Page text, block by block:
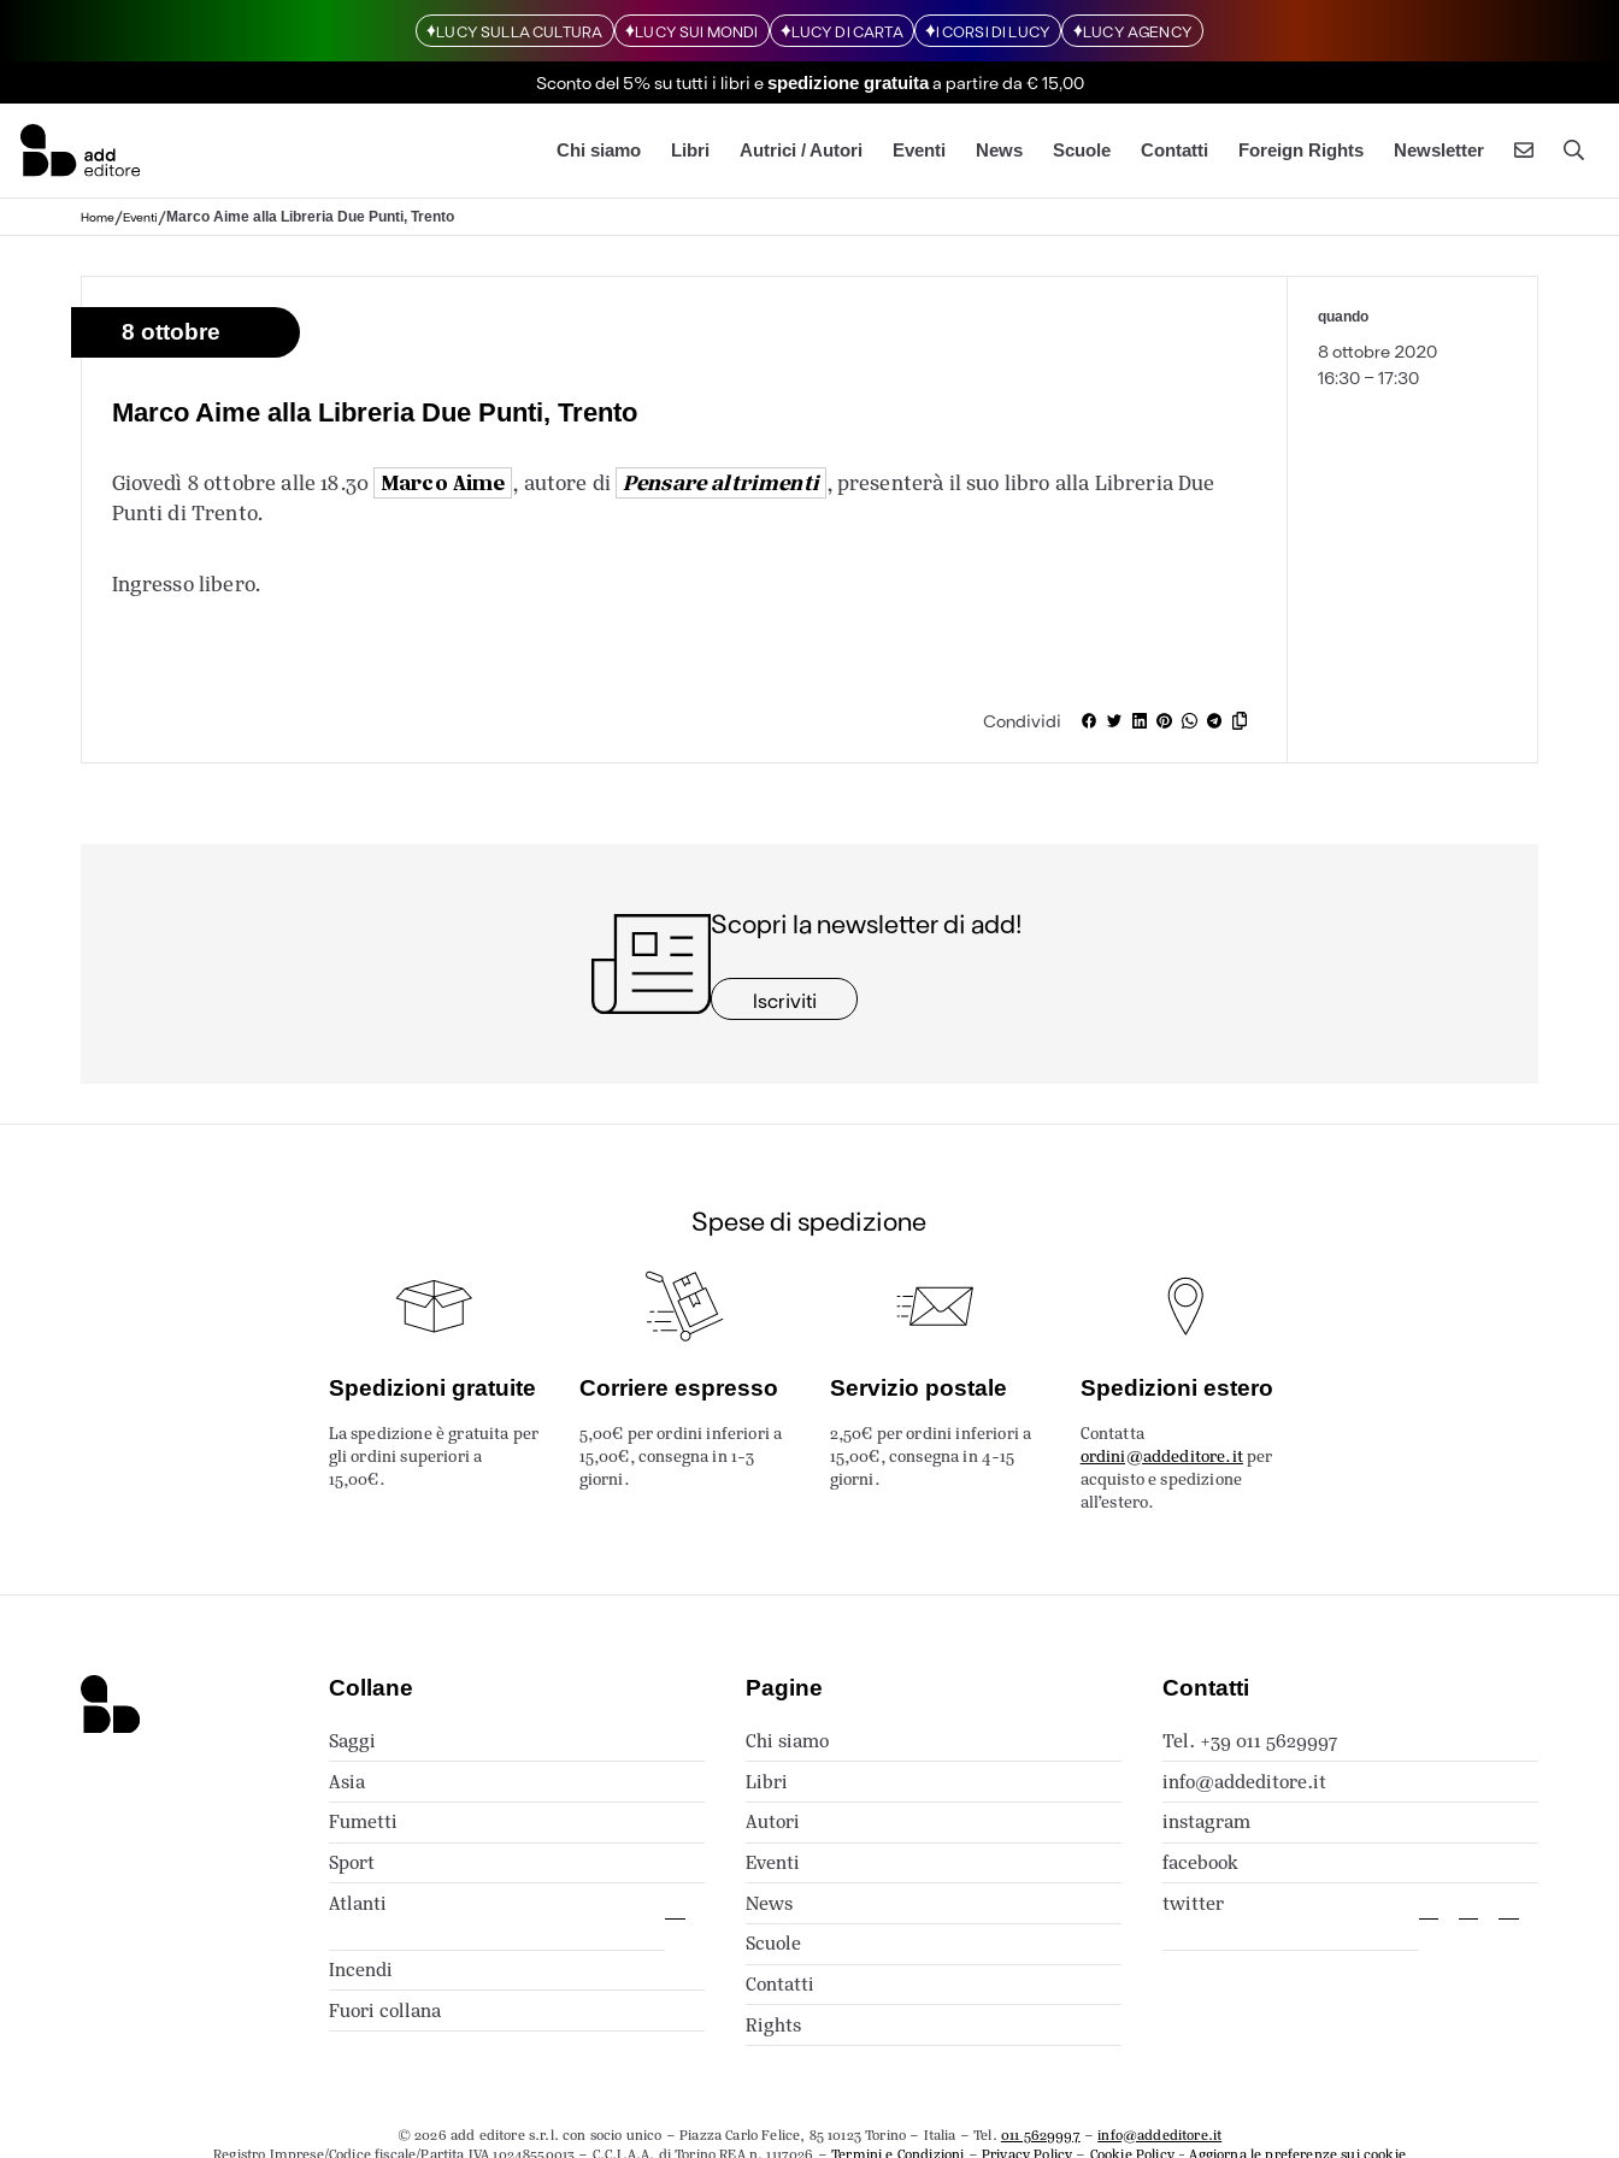
LUCY SULLA CULTURA LUCY SUI MONDI LUCY DI CARTA I CORSI DI LUCY LUCY AGENCY
Sconto del 5% su tutti i libri espedizione gratuitaa partire da € 15,00
Chi siamo Libri Autrici / Autori Eventi News Scuole Contatti Foreign Rights Newsletter
Home/Eventi/Marco Aime alla Libreria Due Punti, Trento
8 ottobre
Marco Aime alla Libreria Due Punti, Trento
Giovedì 8 ottobre alle 18.30 Marco Aime , autore di Pensare altrimenti , presenterà il suo libro alla Libreria Due
Punti di Trento.
Ingresso libero.
Condividi
quando
8 ottobre 2020
16:30 - 17:30
Scopri la newsletter di add!
Iscriviti
Spese di spedizione
Spedizioni gratuite
La spedizione è gratuita per
gli ordini superiori a
15,00€.
Corriere espresso
5,00€ per ordini inferiori a
15,00€, consegna in 1-3
giorni.
Servizio postale
2,50€ per ordini inferiori a
15,00€, consegna in 4-15
giorni.
Spedizioni estero
Contatta
ordini@addeditore.itper
acquisto e spedizione
all’estero.
Collane
Saggi
Asia
Fumetti
Sport
Atlanti
Incendi
Fuori collana
Pagine
Chi siamo
Libri
Autori
Eventi
News
Scuole
Contatti
Rights
Contatti
Tel. +39 011 5629997
info@addeditore.it
instagram
facebook
twitter
© 2026 add editore s.r.l. con socio unico – Piazza Carlo Felice, 85 10123 Torino – Italia – Tel. 011 5629997–info@addeditore.it